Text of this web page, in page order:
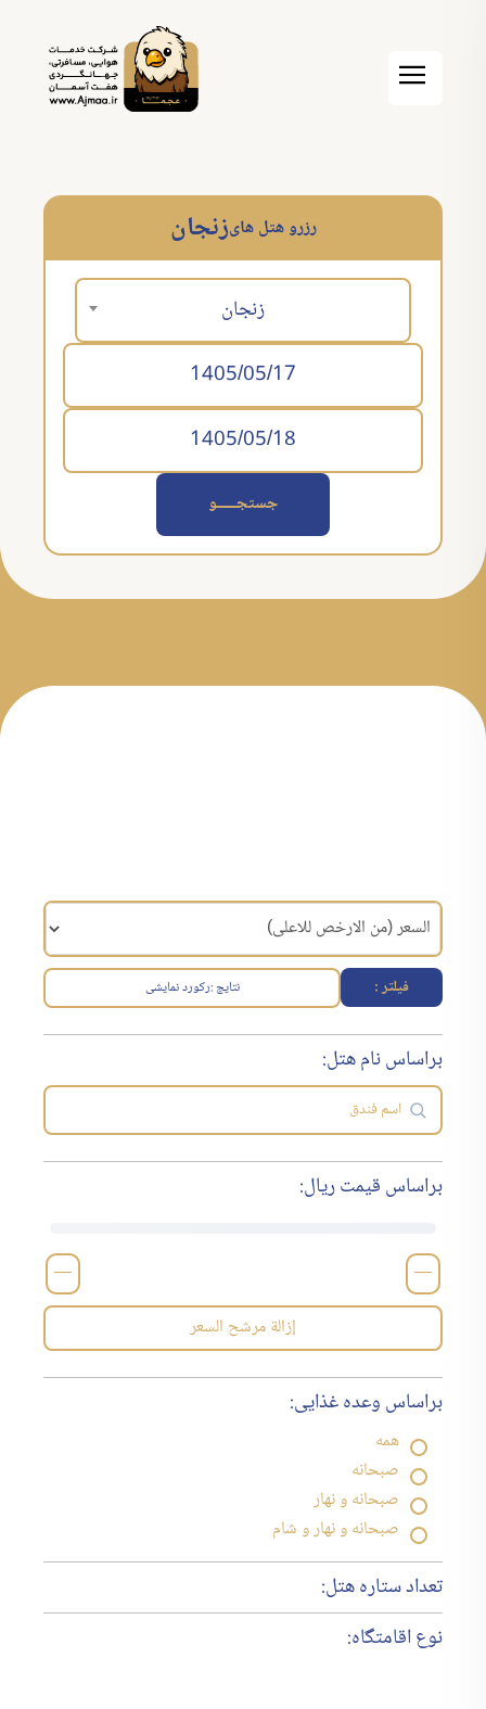
زنجانرزرو هتل های
زنجان
جستجــــــو
فیلتر : نتایج :رکورد نمایشی
براساس نام هتل:
براساس قیمت ریال:
—
—
إزالة مرشح السعر
براساس وعده غذایی:
همه
صبحانه
صبحانه و نهار
صبحانه و نهار و شام
تعداد ستاره هتل:
نوع اقامتگاه: